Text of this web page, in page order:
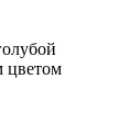
цветом